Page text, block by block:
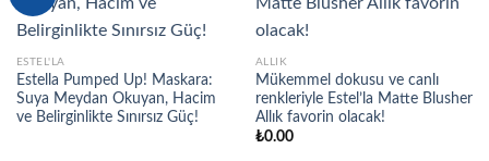
ESTEL'LA
Estella Pumped Up! Maskara:
Suya Meydan Okuyan, Hacim
ve Belirginlikte Sınırsız Güç!
ALLIK
Mükemmel dokusu ve canlı
renkleriyle Estel’la Matte Blusher
Allık favorin olacak!
₺0.00